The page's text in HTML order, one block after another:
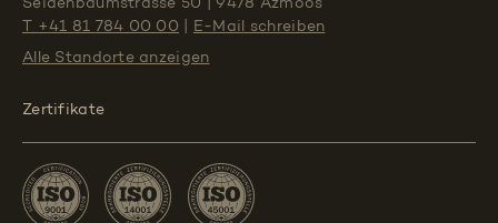
Seidenbaumstrasse 50
9478 Azmoos
T +41 81 784 00 00
E-Mail schreiben
Alle Standorte anzeigen
Zertifikate